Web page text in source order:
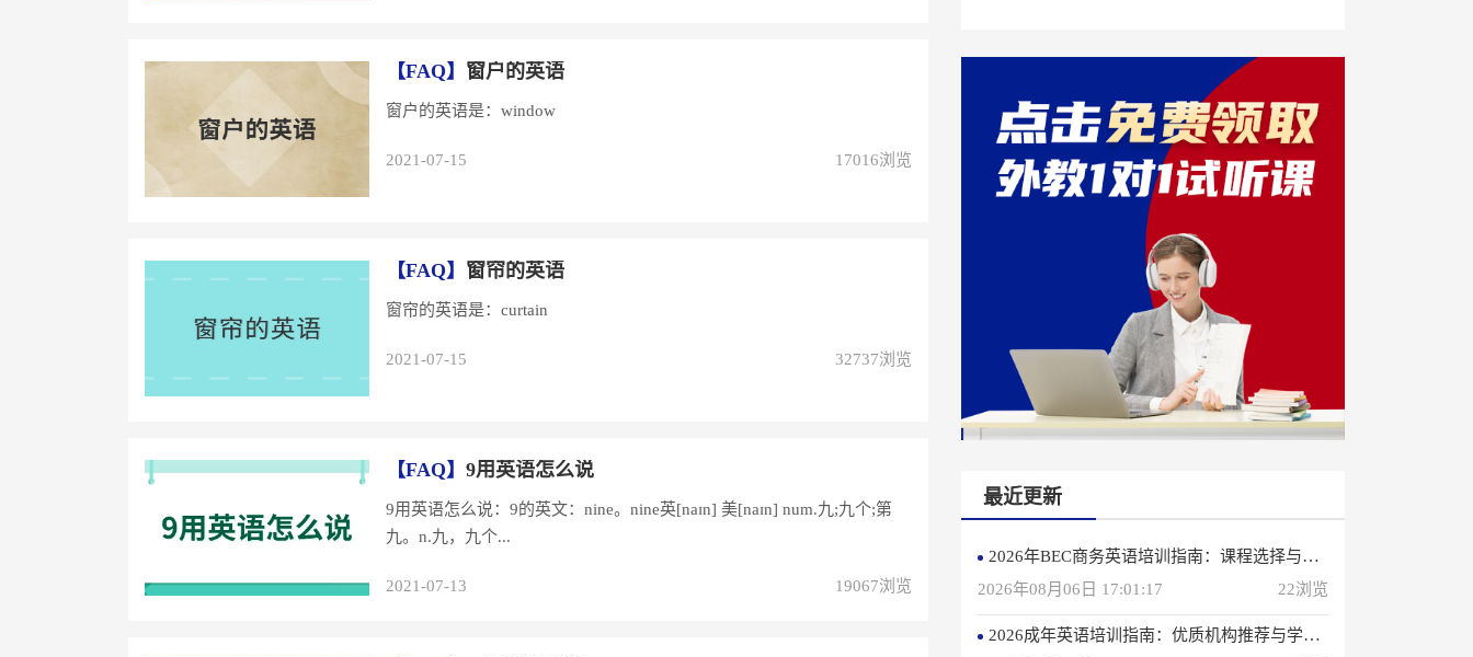
【FAQ】 窗户的英语
窗户的英语是：window
2021-07-15 17016浏览
【FAQ】 窗帘的英语
窗帘的英语是：curtain
2021-07-15 32737浏览
【FAQ】 9用英语怎么说
9用英语怎么说：9的英文：nine。nine英[naɪn] 美[naɪn] num.九;九个;第
九。n.九，九个...
2021-07-13 19067浏览
最近更新
2026年BEC商务英语培训指南：课程选择与优质机构推荐
2026年08月06日 17:01:17
22浏览
2026成年英语培训指南：优质机构推荐与学习策略